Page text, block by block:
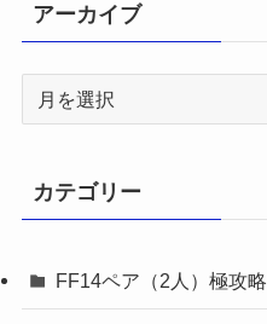
アーカイブ
ブ
カテゴリー
FF14ペア（2人）極攻略